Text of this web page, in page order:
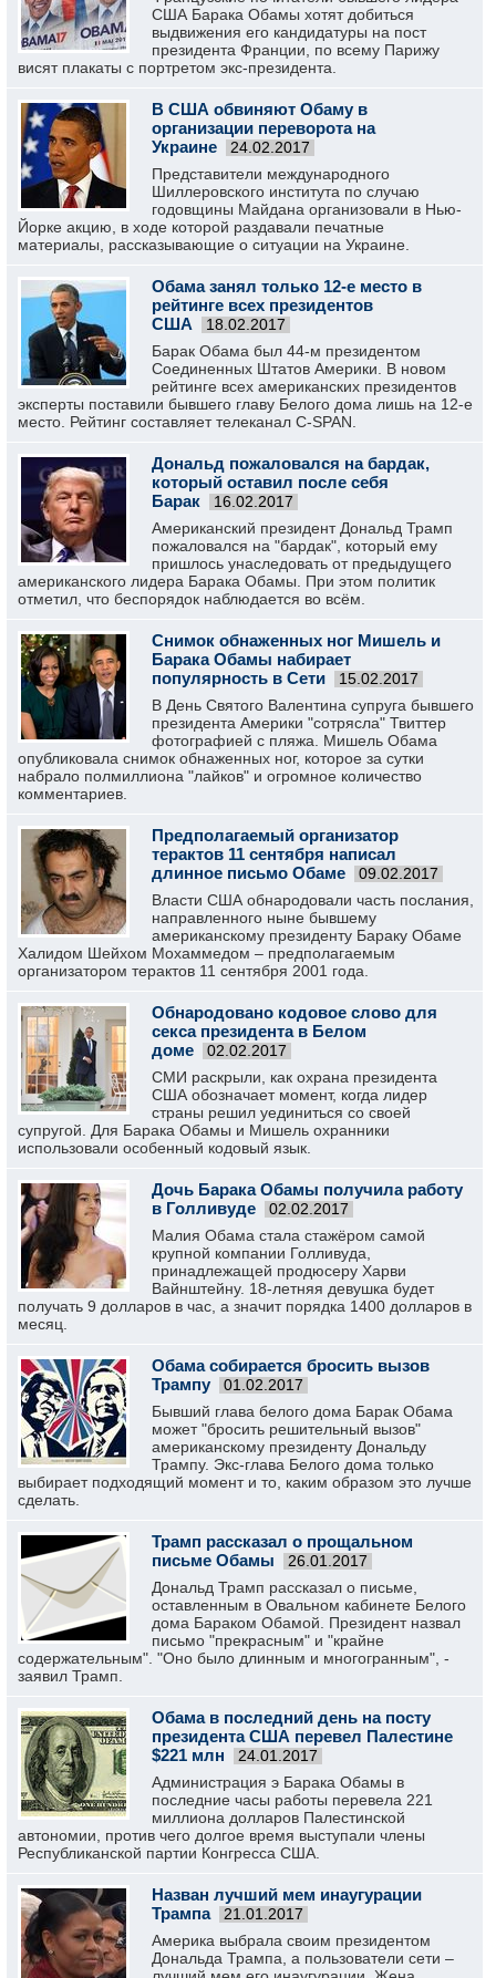
США Барака Обамы хотят добиться
выдвижения его кандидатуры на пост
президента Франции, по всему Парижу
висят плакаты с портретом экс-президента.
В США обвиняют Обаму в
организации переворота на
Украине
24.02.2017
Представители международного
Шиллеровского института по случаю
годовщины Майдана организовали в Нью-
Йорке акцию, в ходе которой раздавали печатные
материалы, рассказывающие о ситуации на Украине.
Обама занял только 12-е место в
рейтинге всех президентов
США
18.02.2017
Барак Обама был 44-м президентом
Соединенных Штатов Америки. В новом
рейтинге всех американских президентов
эксперты поставили бывшего главу Белого дома лишь на 12-е
место. Рейтинг составляет телеканал C-SPAN.
Дональд пожаловался на бардак,
который оставил после себя
Барак
16.02.2017
Американский президент Дональд Трамп
пожаловался на "бардак", который ему
пришлось унаследовать от предыдущего
американского лидера Барака Обамы. При этом политик
отметил, что беспорядок наблюдается во всём.
Снимок обнаженных ног Мишель и
Барака Обамы набирает
популярность в Сети
15.02.2017
В День Святого Валентина супруга бывшего
президента Америки "сотрясла" Твиттер
фотографией с пляжа. Мишель Обама
опубликовала снимок обнаженных ног, которое за сутки
набрало полмиллиона "лайков" и огромное количество
комментариев.
Предполагаемый организатор
терактов 11 сентября написал
длинное письмо Обаме
09.02.2017
Власти США обнародовали часть послания,
направленного ныне бывшему
американскому президенту Бараку Обаме
Халидом Шейхом Мохаммедом – предполагаемым
организатором терактов 11 сентября 2001 года.
Обнародовано кодовое слово для
секса президента в Белом
доме
02.02.2017
СМИ раскрыли, как охрана президента
США обозначает момент, когда лидер
страны решил уединиться со своей
супругой. Для Барака Обамы и Мишель охранники
использовали особенный кодовый язык.
Дочь Барака Обамы получила работу
в Голливуде
02.02.2017
Малия Обама стала стажёром самой
крупной компании Голливуда,
принадлежащей продюсеру Харви
Вайнштейну. 18-летняя девушка будет
получать 9 долларов в час, а значит порядка 1400 долларов в
месяц.
Обама собирается бросить вызов
Трампу
01.02.2017
Бывший глава белого дома Барак Обама
может "бросить решительный вызов"
американскому президенту Дональду
Трампу. Экс-глава Белого дома только
выбирает подходящий момент и то, каким образом это лучше
сделать.
Трамп рассказал о прощальном
письме Обамы
26.01.2017
Дональд Трамп рассказал о письме,
оставленным в Овальном кабинете Белого
дома Бараком Обамой. Президент назвал
письмо "прекрасным" и "крайне
содержательным". "Оно было длинным и многогранным", -
заявил Трамп.
Обама в последний день на посту
президента США перевел Палестине
$221 млн
24.01.2017
Администрация э Барака Обамы в
последние часы работы перевела 221
миллиона долларов Палестинской
автономии, против чего долгое время выступали члены
Республиканской партии Конгресса США.
Назван лучший мем инаугурации
Трампа
21.01.2017
Америка выбрала своим президентом
Дональда Трампа, а пользователи сети –